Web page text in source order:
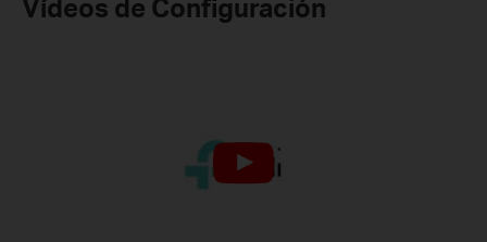
Vídeos de Configuración